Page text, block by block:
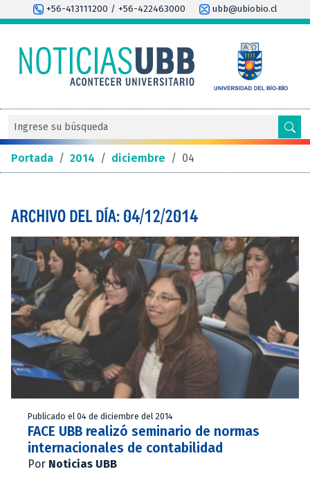
+56-413111200 / +56-422463000 ubb@ubiobio.cl
Portada / 2014 / diciembre / 04
ARCHIVO DEL DÍA: 04/12/2014
Publicado el 04 de diciembre del 2014
FACE UBB realizó seminario de normas
internacionales de contabilidad
Por Noticias UBB